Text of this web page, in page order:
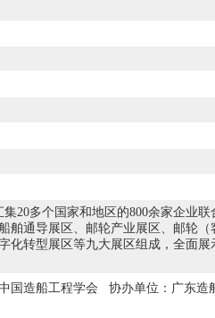
20多个国家和地区的800余家企业联
舶通导展区、邮轮产业展区、邮轮
化转型展区等九大展区组成，全面
国造船工程学会 协办单位：广